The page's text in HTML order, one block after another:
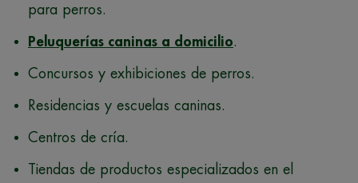
para perros.
Peluquerías caninas a domicilio.
Concursos y exhibiciones de perros.
Residencias y escuelas caninas.
Centros de cría.
Tiendas de productos especializados en el